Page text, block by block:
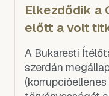
Elkezdődik a
előtt a volt
A Bukaresti
szerdán